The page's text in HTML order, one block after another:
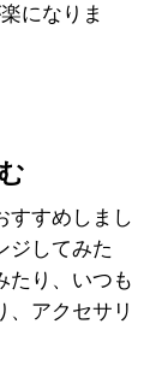
になりま
すすめしまし
ジしてみた
たり、いつも
、アクセサリ